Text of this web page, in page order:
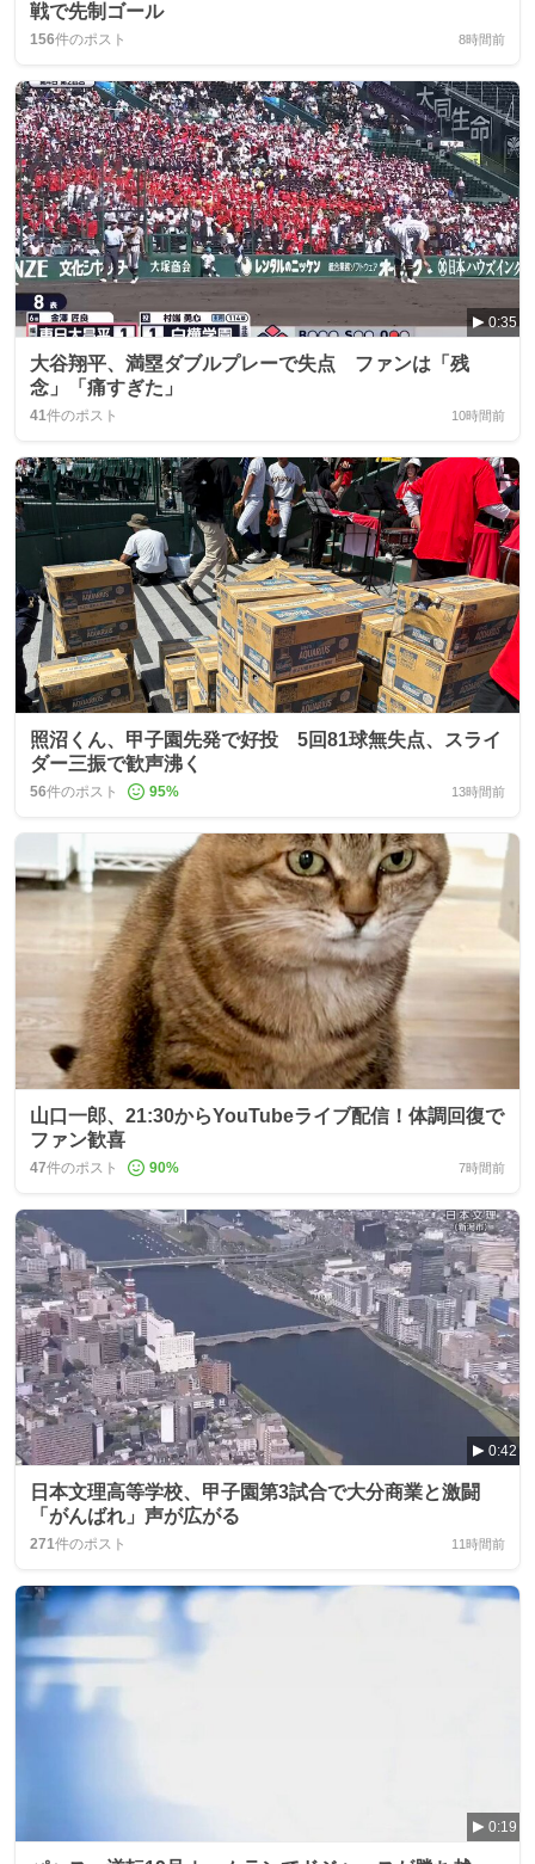
戦で先制ゴール
156件のポスト 8時間前
0:35
大谷翔平、満塁ダブルプレーで失点 ファンは「残
念」「痛すぎた」
41件のポスト 10時間前
照沼くん、甲子園先発で好投 5回81球無失点、スライ
ダー三振で歓声沸く
56件のポスト 95% 13時間前
山口一郎、21:30からYouTubeライブ配信！体調回復で
ファン歓喜
47件のポスト 90% 7時間前
0:42
日本文理高等学校、甲子園第3試合で大分商業と激闘
「がんばれ」声が広がる
271件のポスト 11時間前
0:19